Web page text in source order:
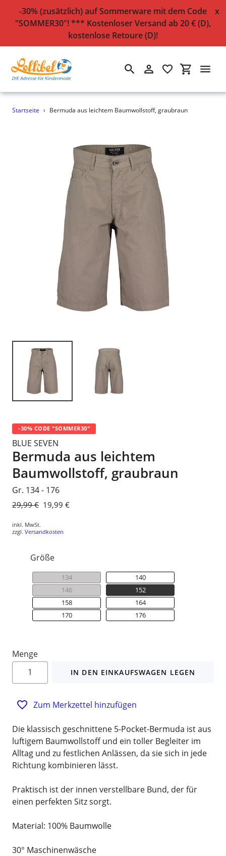
Direkt
-30% (zusätzlich) auf Sommerware mit dem Code
"SOMMER30"! *** Kostenloser Versand ab 20 € (D),
kostenlose Retoure (D)!
x
SuchenEinloggen
Startseite › Bermuda aus leichtem Baumwollstoff, graubraun
-30% CODE "SOMMER30"
BLUE SEVEN
Bermuda aus leichtem
Baumwollstoff, graubraun
Gr. 134 - 176
Normaler
29,99 € Sonderpreis
19,99 €
inkl. MwSt.
zzgl. Versandkosten
Größe
134
140
146
152
158
164
170
176
Menge
IN DEN EINKAUFSWAGEN LEGEN
Zum Merkzettel hinzufügen
Die klassisch geschnittene 5-Pocket-Bermuda ist aus
luftigem Baumwollstoff und ein toller Begleiter im
Alltag und zu festlichen Anlässen, da sie sich in jede
Richtung kombinieren lässt.
Praktisch ist der innen verstellbare Bund, der für
einen perfekten Sitz sorgt.
Material: 100% Baumwolle
30° Maschinenwäsche